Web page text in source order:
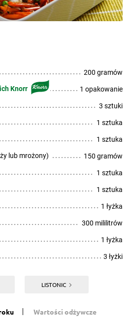
200 gramów
Knorr 1 opakowanie
3 sztuki
1 sztuka
1 sztuka
lub mrożony) 150 gramów
1 sztuka
1 sztuka
1 łyżka
300 mililitrów
1 łyżka
3 łyżki
LISTONIC
Wartości odżywcze